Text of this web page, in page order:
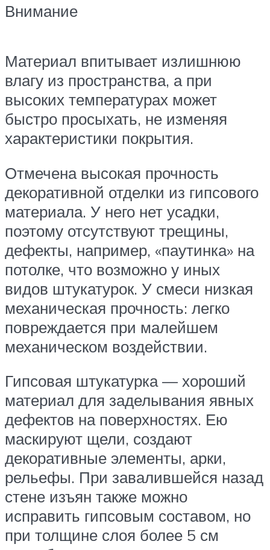
Внимание
Материал впитывает излишнюю
влагу из пространства, а при
высоких температурах может
быстро просыхать, не изменяя
характеристики покрытия.
Отмечена высокая прочность
декоративной отделки из гипсового
материала. У него нет усадки,
поэтому отсутствуют трещины,
дефекты, например, «паутинка» на
потолке, что возможно у иных
видов штукатурок. У смеси низкая
механическая прочность: легко
повреждается при малейшем
механическом воздействии.
Гипсовая штукатурка — хороший
материал для заделывания явных
дефектов на поверхностях. Ею
маскируют щели, создают
декоративные элементы, арки,
рельефы. При завалившейся назад
стене изъян также можно
исправить гипсовым составом, но
при толщине слоя более 5 см